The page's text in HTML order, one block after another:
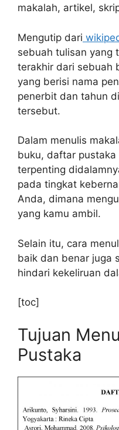
makalah, artikel,
Mengutip dari
sebuah tulisan yang
terakhir dari sebuah
yang berisi nama
penerbit dan tahun
tersebut.
Dalam menulis
buku, daftar
terpenting
pada tingkat
Anda, dimana
yang kamu ambil.
Selain itu, cara
baik dan benar juga
hindari kekeliruan
[toc]
Tujuan
Pustaka